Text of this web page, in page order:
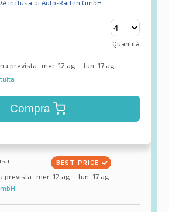
inclusa di Auto-Raifen GmbH
Quantità
prevista- mer. 12 ag. - lun. 17 ag.
Compra
prevista- mer. 12 ag. - lun. 17 ag.